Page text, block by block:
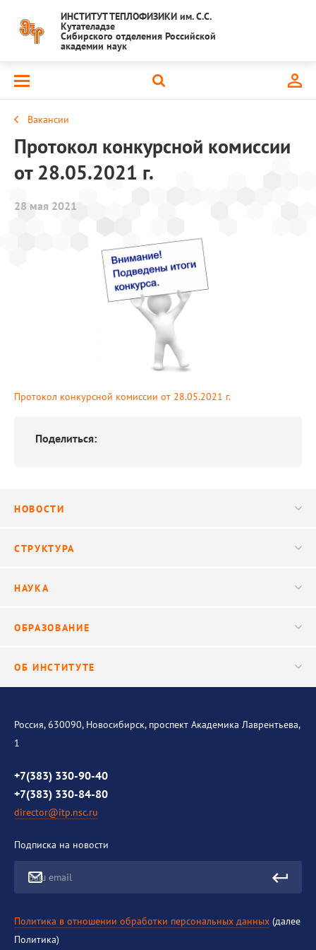
ИНСТИТУТ ТЕПЛОФИЗИКИ им. С.С.
Кутателадзе
Сибирского отделения Российской
академии наук
Вакансии
Протокол конкурсной комиссии
от 28.05.2021 г.
28 мая 2021
Протокол конкурсной комиссии от 28.05.2021 г.
Поделиться:
НОВОСТИ
Видео
СТРУКТУРА
Научные подразделения
НАУКА
Исследования
ОБРАЗОВАНИЕ
ОБ ИНСТИТУТЕ
История института
Контакты
Противодействие коррупции
Россия, 630090, Новосибирск, проспект Академика Лаврентьева,
1
+7(383) 330-90-40
+7(383) 330-84-80
director@itp.nsc.ru
Подписка на новости
Ваш email
Политика в отношении обработки персональных данных (далее
Политика)